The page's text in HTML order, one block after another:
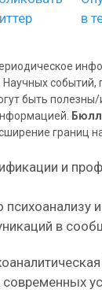
событий,
быть
границ
и
в
современных